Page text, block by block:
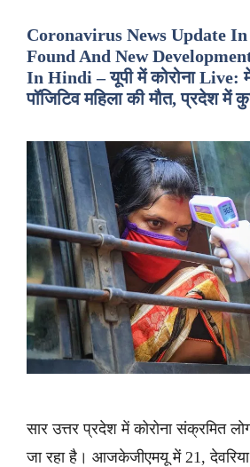
Coronavirus News Update In
Found And New
In Hindi – यूपी में कोरोना Live:
पॉजिटिव महिला की मौत, प्रदेश में
सार उत्तर प्रदेश में कोरोना संक्रमित
जा रहा है। आजकेजीएमयू में 21, देवरिया